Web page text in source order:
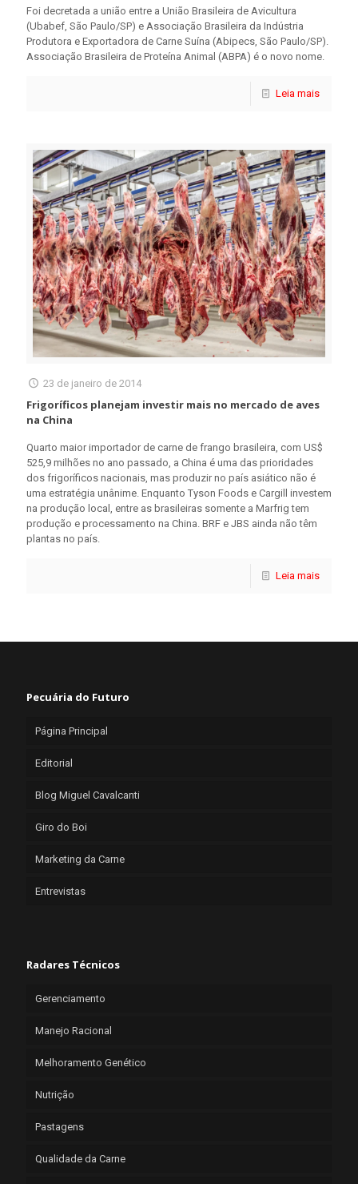
Foi decretada a união entre a União Brasileira de Avicultura
(Ubabef, São Paulo/SP) e Associação Brasileira da Indústria
Produtora e Exportadora de Carne Suína (Abipecs, São Paulo/SP).
Associação Brasileira de Proteína Animal (ABPA) é o novo nome.
Leia mais
23 de janeiro de 2014
Frigoríficos planejam investir mais no mercado de aves
na China
Quarto maior importador de carne de frango brasileira, com US$
525,9 milhões no ano passado, a China é uma das prioridades
dos frigoríficos nacionais, mas produzir no país asiático não é
uma estratégia unânime. Enquanto Tyson Foods e Cargill investem
na produção local, entre as brasileiras somente a Marfrig tem
produção e processamento na China. BRF e JBS ainda não têm
plantas no país.
Leia mais
Pecuária do Futuro
Página Principal
Editorial
Blog Miguel Cavalcanti
Giro do Boi
Marketing da Carne
Entrevistas
Radares Técnicos
Gerenciamento
Manejo Racional
Melhoramento Genético
Nutrição
Pastagens
Qualidade da Carne